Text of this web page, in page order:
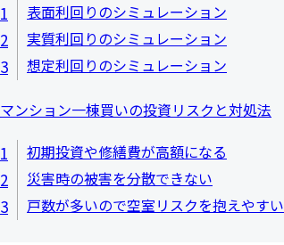
表面利回りのシミュレーション
実質利回りのシミュレーション
想定利回りのシミュレーション
マンション一棟買いの投資リスクと対処法
初期投資や修繕費が高額になる
災害時の被害を分散できない
戸数が多いので空室リスクを抱えやすい